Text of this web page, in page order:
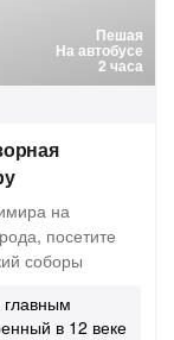
Пешая
На автобусе
2 часа
на
посетите
соборы
главным
в 12 веке